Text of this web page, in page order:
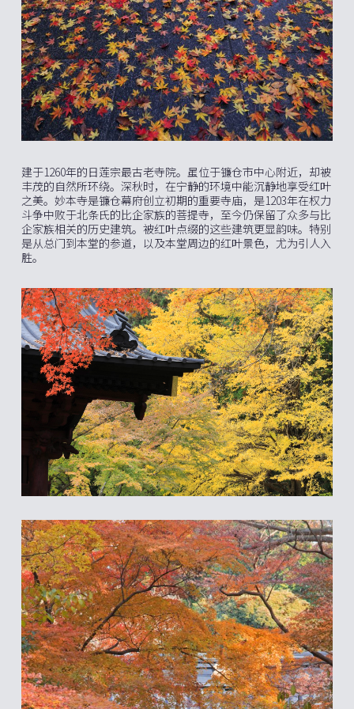
建于1260年的日莲宗最古老寺院。虽位于镰仓市中心附近，却被
丰茂的自然所环绕。深秋时，在宁静的环境中能沉静地享受红叶
之美。妙本寺是镰仓幕府创立初期的重要寺庙，是1203年在权力
斗争中败于北条氏的比企家族的菩提寺，至今仍保留了众多与比
企家族相关的历史建筑。被红叶点缀的这些建筑更显韵味。特别
是从总门到本堂的参道，以及本堂周边的红叶景色，尤为引人入
胜。